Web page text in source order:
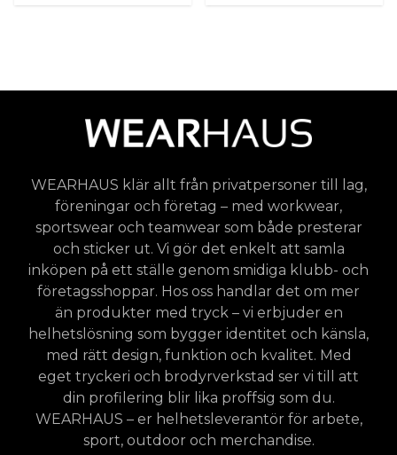
WEARHAUS klär allt från privatpersoner till lag,
föreningar och företag – med workwear,
sportswear och teamwear som både presterar
och sticker ut. Vi gör det enkelt att samla
inköpen på ett ställe genom smidiga klubb- och
företagsshoppar. Hos oss handlar det om mer
än produkter med tryck – vi erbjuder en
helhetslösning som bygger identitet och känsla,
med rätt design, funktion och kvalitet. Med
eget tryckeri och brodyrverkstad ser vi till att
din profilering blir lika proffsig som du.
WEARHAUS – er helhetsleverantör för arbete,
sport, outdoor och merchandise.